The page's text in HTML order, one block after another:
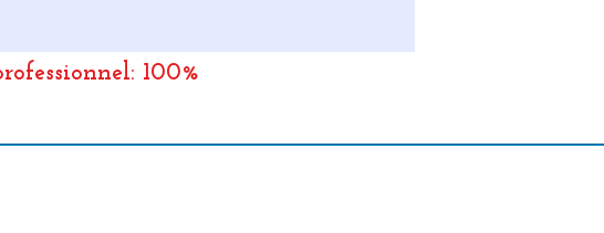
100%